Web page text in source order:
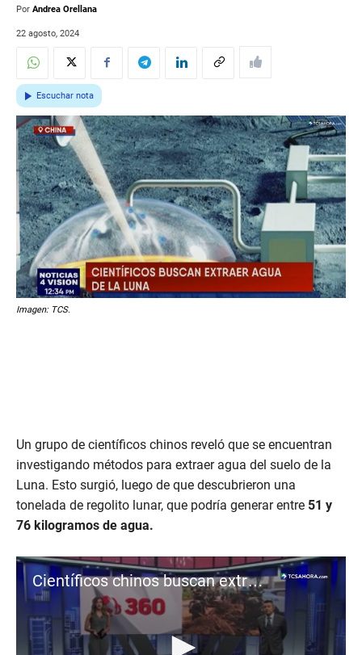
Por Andrea Orellana
22 agosto, 2024
Escuchar nota
Imagen: TCS.
Un grupo de científicos chinos reveló que se encuentran
investigando métodos para extraer agua del suelo de la
Luna. Esto surgió, luego de que descubrieron una
tonelada de regolito lunar, que podría generar entre 51 y
76 kilogramos de agua.
Científicos chinos buscan extraer agua del suelo lunar